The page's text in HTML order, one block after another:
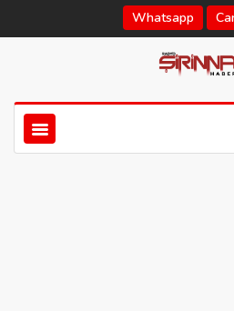
Whatsapp